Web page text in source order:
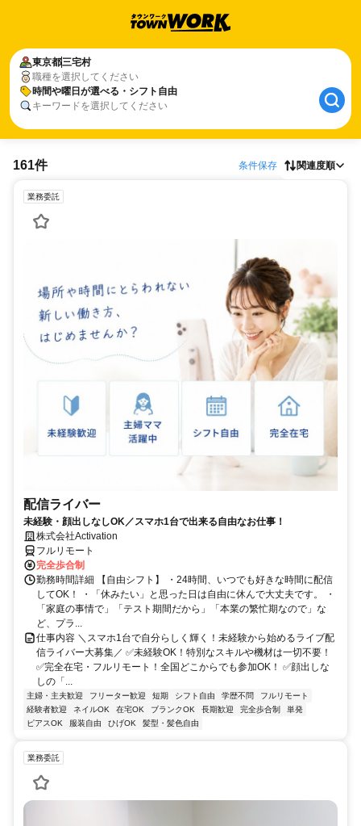
東京都三宅村
職種を選択してください
時間や曜日が選べる・シフト自由
キーワードを選択してください
161件 条件保存 関連度順
業務委託
配信ライバー
未経験・顔出しなしOK／スマホ1台で出来る自由なお仕事！
株式会社Activation
フルリモート
完全歩合制
勤務時間詳細 【自由シフト】 ・24時間、いつでも好きな時間に配信
してOK！ ・「休みたい」と思った日は自由に休んで大丈夫です。 ・
「家庭の事情で」「テスト期間だから」「本業の繁忙期なので」な
ど、プラ...
仕事内容 ＼スマホ1台で自分らしく輝く！未経験から始めるライブ配
信ライバー大募集／ ✅未経験OK！特別なスキルや機材は一切不要！
✅完全在宅・フルリモート！全国どこからでも参加OK！ ✅顔出しな
しの「...
主婦・主夫歓迎 フリーター歓迎 短期 シフト自由 学歴不問
フルリモート
経験者歓迎
ネイルOK 在宅OK ブランクOK 長期歓迎 完全歩合制
単発
ピアスOK
服装自由 ひげOK 髪型・髪色自由
業務委託